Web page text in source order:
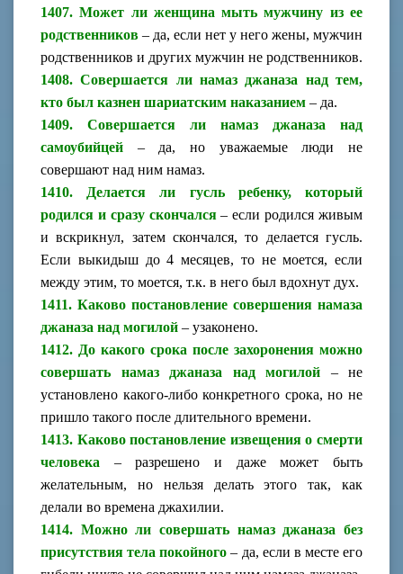
1407. Может ли женщина мыть мужчину из ее
родственников – да, если нет у него жены, мужчин
родственников и других мужчин не родственников.
1408. Совершается ли намаз джаназа над тем,
кто был казнен шариатским наказанием – да.
1409. Совершается ли намаз джаназа над
самоубийцей
– да, но уважаемые люди не
совершают над ним намаз.
1410. Делается ли гусль ребенку, который
родился и сразу скончался – если родился живым
и вскрикнул, затем скончался, то делается гусль.
Если выкидыш до 4 месяцев, то не моется, если
между этим, то моется, т.к. в него был вдохнут дух.
1411. Каково постановление совершения намаза
джаназа над могилой – узаконено.
1412. До какого срока после захоронения можно
совершать намаз джаназа над могилой
– не
установлено какого-либо конкретного срока, но не
пришло такого после длительного времени.
1413. Каково постановление извещения о смерти
человека – разрешено и даже может быть
желательным, но нельзя делать этого так, как
делали во времена джахилии.
1414. Можно ли совершать намаз джаназа без
присутствия тела покойного – да, если в месте его